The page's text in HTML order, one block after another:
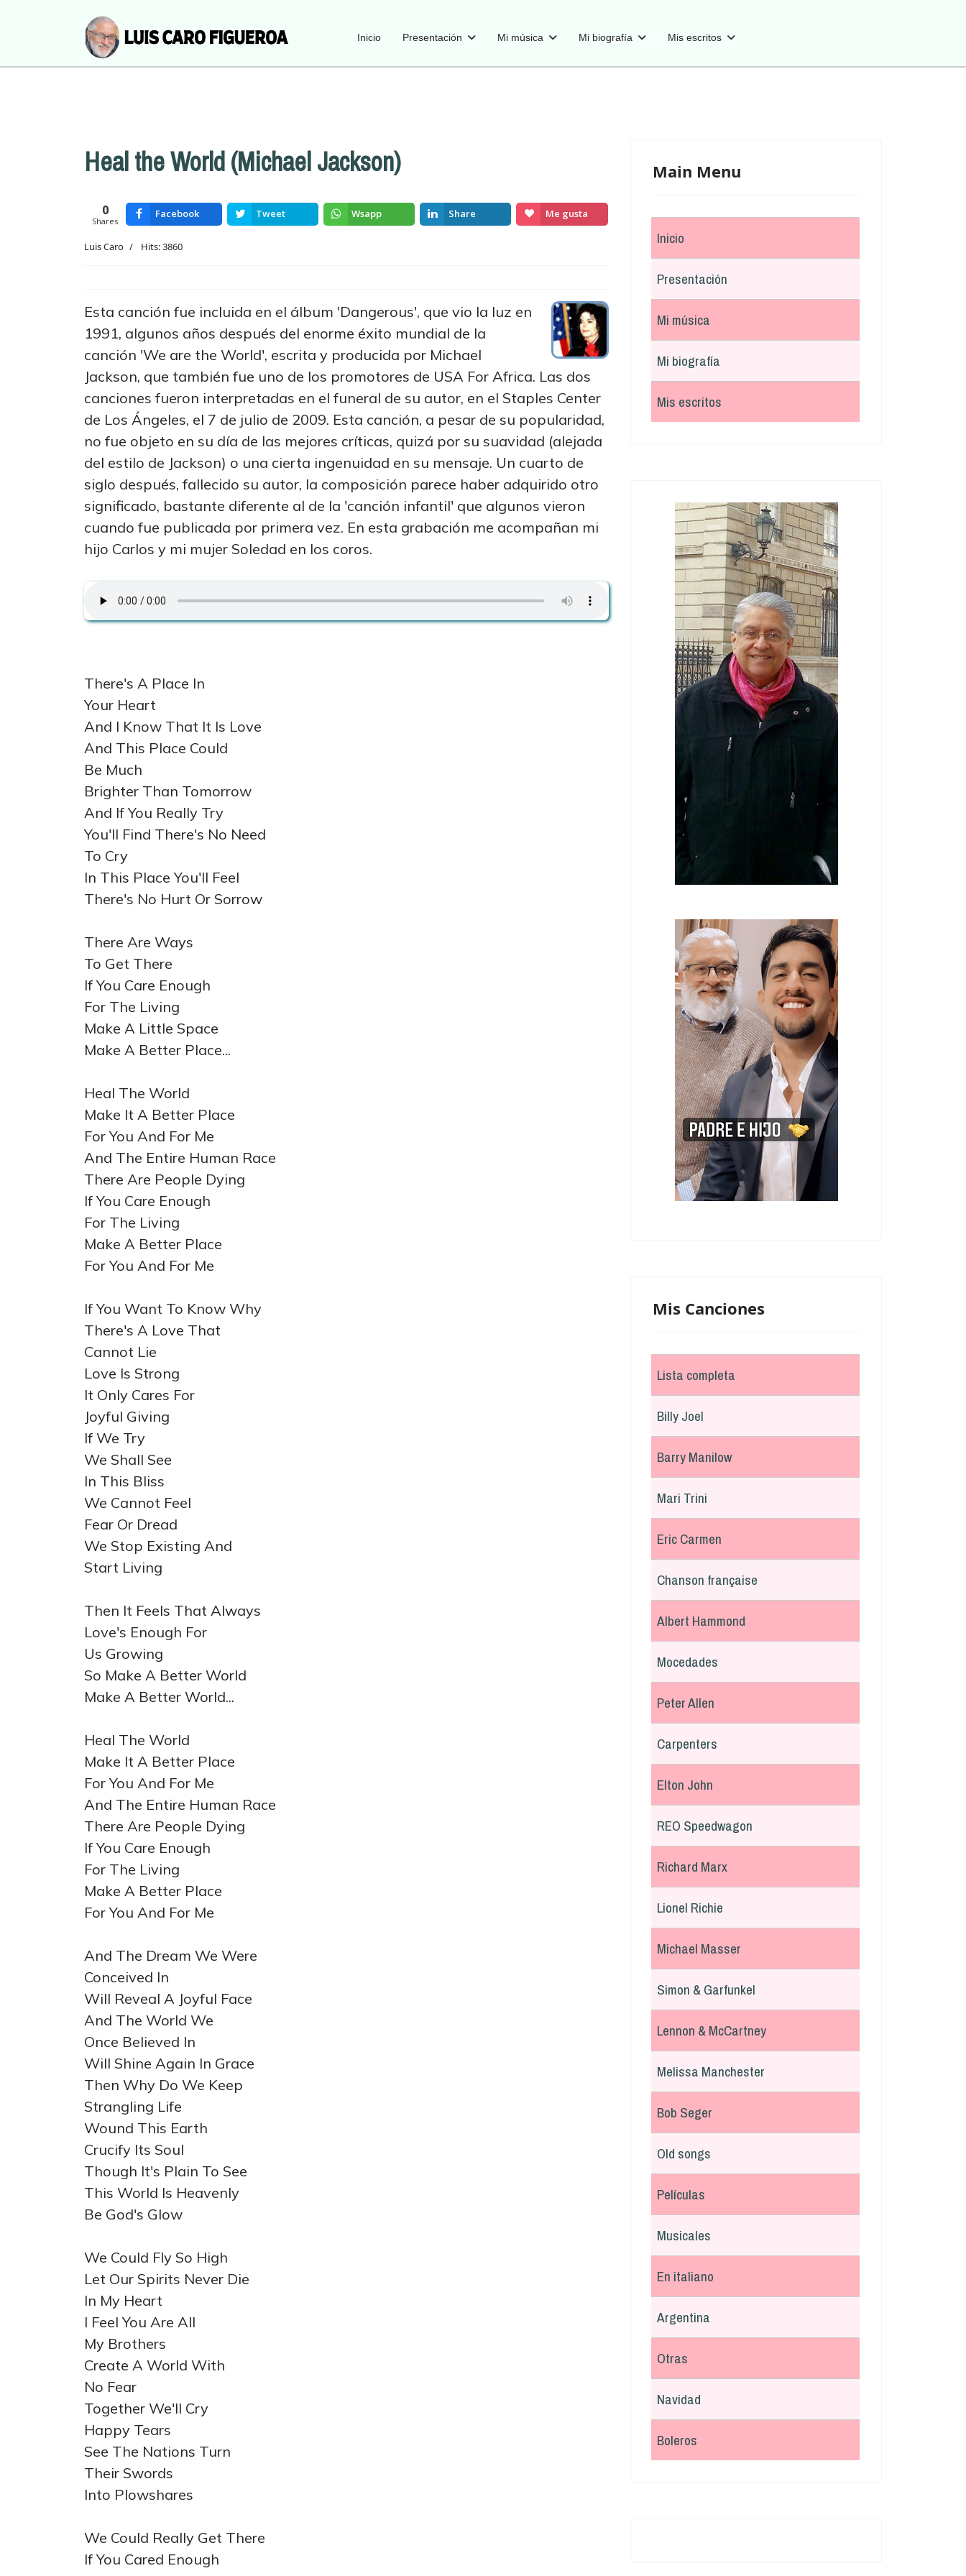
Inicio Presentación Mi música Mi biografía Mis escritos
Heal the World (Michael Jackson)
0
Shares
Facebook Tweet Wsapp Share Me gusta
Luis Caro Hits: 3860
Esta canción fue incluida en el álbum 'Dangerous', que vio la luz en
1991, algunos años después del enorme éxito mundial de la
canción 'We are the World', escrita y producida por Michael
Jackson, que también fue uno de los promotores de USA For Africa. Las dos
canciones fueron interpretadas en el funeral de su autor, en el Staples Center
de Los Ángeles, el 7 de julio de 2009. Esta canción, a pesar de su popularidad,
no fue objeto en su día de las mejores críticas, quizá por su suavidad (alejada
del estilo de Jackson) o una cierta ingenuidad en su mensaje. Un cuarto de
siglo después, fallecido su autor, la composición parece haber adquirido otro
significado, bastante diferente al de la 'canción infantil' que algunos vieron
cuando fue publicada por primera vez. En esta grabación me acompañan mi
hijo Carlos y mi mujer Soledad en los coros.
There's A Place In
Your Heart
And I Know That It Is Love
And This Place Could
Be Much
Brighter Than Tomorrow
And If You Really Try
You'll Find There's No Need
To Cry
In This Place You'll Feel
There's No Hurt Or Sorrow
There Are Ways
To Get There
If You Care Enough
For The Living
Make A Little Space
Make A Better Place...
Heal The World
Make It A Better Place
For You And For Me
And The Entire Human Race
There Are People Dying
If You Care Enough
For The Living
Make A Better Place
For You And For Me
If You Want To Know Why
There's A Love That
Cannot Lie
Love Is Strong
It Only Cares For
Joyful Giving
If We Try
We Shall See
In This Bliss
We Cannot Feel
Fear Or Dread
We Stop Existing And
Start Living
Then It Feels That Always
Love's Enough For
Us Growing
So Make A Better World
Make A Better World...
Heal The World
Make It A Better Place
For You And For Me
And The Entire Human Race
There Are People Dying
If You Care Enough
For The Living
Make A Better Place
For You And For Me
And The Dream We Were
Conceived In
Will Reveal A Joyful Face
And The World We
Once Believed In
Will Shine Again In Grace
Then Why Do We Keep
Strangling Life
Wound This Earth
Crucify Its Soul
Though It's Plain To See
This World Is Heavenly
Be God's Glow
We Could Fly So High
Let Our Spirits Never Die
In My Heart
I Feel You Are All
My Brothers
Create A World With
No Fear
Together We'll Cry
Happy Tears
See The Nations Turn
Their Swords
Into Plowshares
We Could Really Get There
If You Cared Enough
Main Menu
Inicio
Presentación
Mi música
Mi biografía
Mis escritos
Mis Canciones
Lista completa
Billy Joel
Barry Manilow
Mari Trini
Eric Carmen
Chanson française
Albert Hammond
Mocedades
Peter Allen
Carpenters
Elton John
REO Speedwagon
Richard Marx
Lionel Richie
Michael Masser
Simon & Garfunkel
Lennon & McCartney
Melissa Manchester
Bob Seger
Old songs
Películas
Musicales
En italiano
Argentina
Otras
Navidad
Boleros